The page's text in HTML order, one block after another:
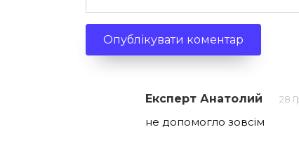
Експерт Анатолий 28
не допомогло зовсiм